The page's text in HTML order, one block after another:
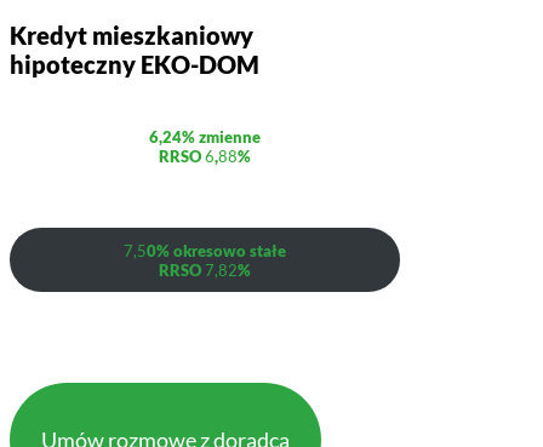
Kredyt mieszkaniowy
hipoteczny EKO-DOM
6,24% zmienne
RRSO6,88%
7,50% okresowo stałe
RRSO7,82%
Umów rozmowę z doradcą